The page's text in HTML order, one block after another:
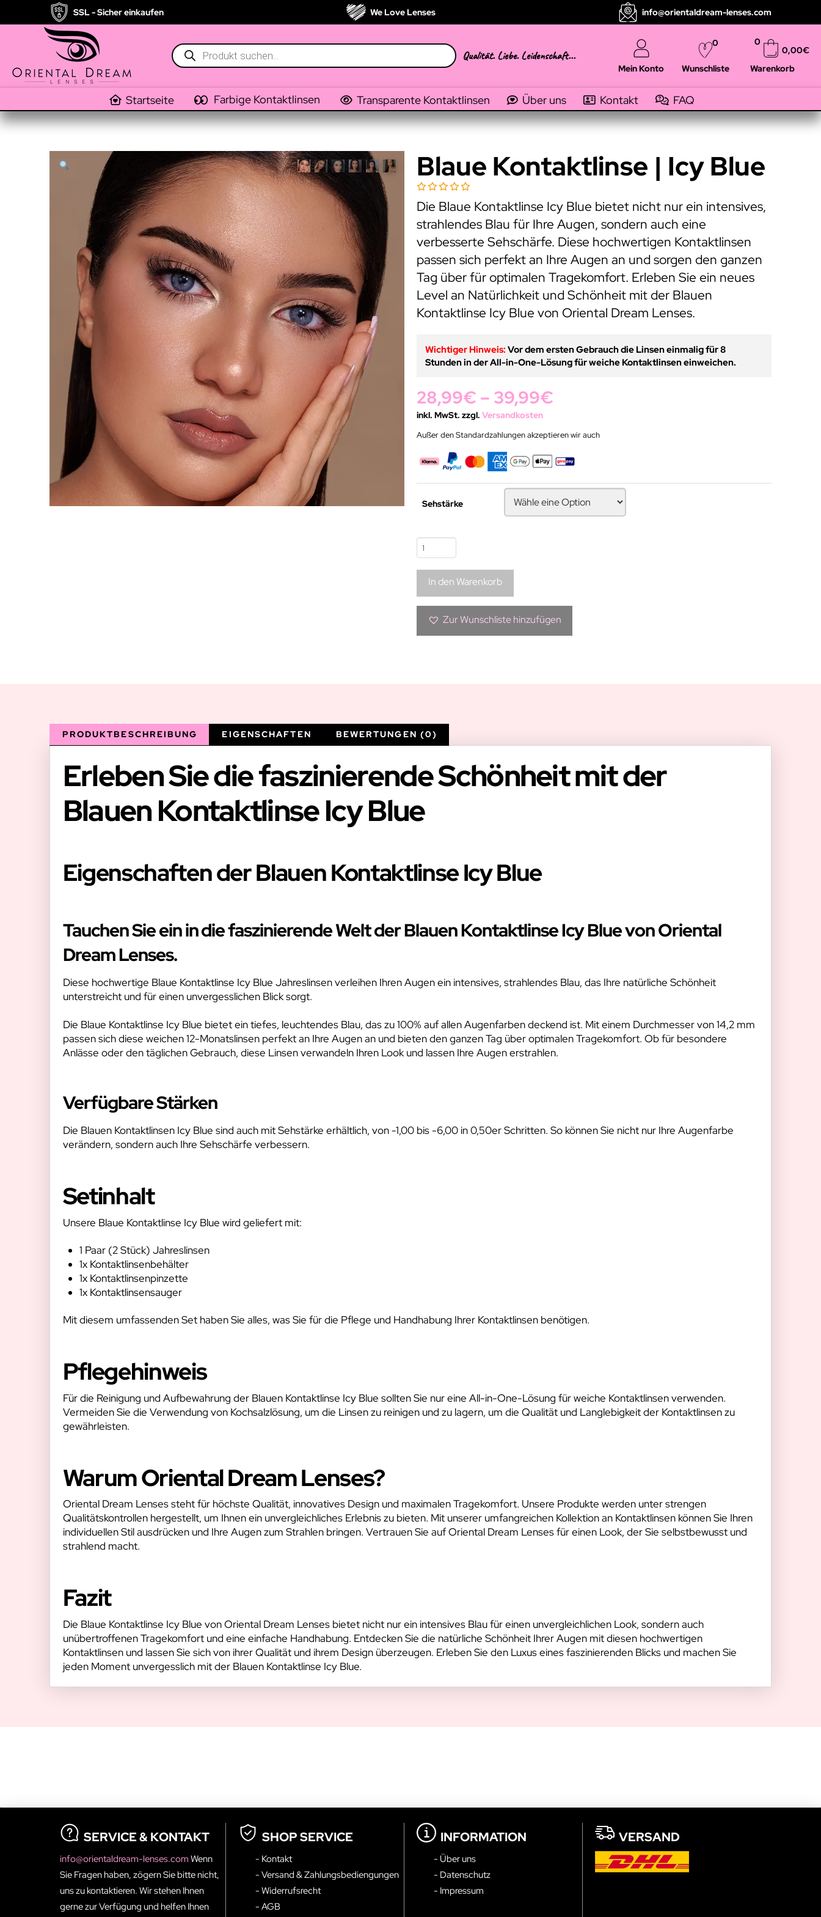
SSL - Sicher einkaufen We Love Lenses info@orientaldream-lenses.com
Products
search
Qualität. Liebe. Leidenschaft...
Mein Konto Wunschliste
0
Warenkorb
0,00€
0
Startseite Farbige Kontaktlinsen Transparente Kontaktlinsen Über uns Kontakt FAQ
Blaue Kontaktlinse | Icy Blue
Die Blaue Kontaktlinse Icy Blue bietet nicht nur ein intensives,
strahlendes Blau für Ihre Augen, sondern auch eine
verbesserte Sehschärfe. Diese hochwertigen Kontaktlinsen
passen sich perfekt an Ihre Augen an und sorgen den ganzen
Tag über für optimalen Tragekomfort. Erleben Sie ein neues
Level an Natürlichkeit und Schönheit mit der Blauen
Kontaktlinse Icy Blue von Oriental Dream Lenses.
Wichtiger Hinweis:Vor dem ersten Gebrauch die Linsen einmalig für 8
Stunden in der All-in-One-Lösung für weiche Kontaktlinsen einweichen.
28,99€ – 39,99€
inkl. MwSt. zzgl. Versandkosten
Außer den Standardzahlungen akzeptieren wir auch
Sehstärke
Blaue
Kontaktlinse
|
Blue
Menge
In den Warenkorb
Zur Wunschliste hinzufügen
PRODUKTBESCHREIBUNG EIGENSCHAFTEN BEWERTUNGEN (0)
Erleben Sie die faszinierende Schönheit mit der
Blauen Kontaktlinse Icy Blue
Eigenschaften der Blauen Kontaktlinse Icy Blue
Tauchen Sie ein in die faszinierende Welt der Blauen Kontaktlinse Icy Blue von Oriental
Dream Lenses.
Diese hochwertige Blaue Kontaktlinse Icy Blue Jahreslinsen verleihen Ihren Augen ein intensives, strahlendes Blau, das Ihre natürliche Schönheit
unterstreicht und für einen unvergesslichen Blick sorgt.
Die Blaue Kontaktlinse Icy Blue bietet ein tiefes, leuchtendes Blau, das zu 100% auf allen Augenfarben deckend ist. Mit einem Durchmesser von 14,2 mm
passen sich diese weichen 12-Monatslinsen perfekt an Ihre Augen an und bieten den ganzen Tag über optimalen Tragekomfort. Ob für besondere
Anlässe oder den täglichen Gebrauch, diese Linsen verwandeln Ihren Look und lassen Ihre Augen erstrahlen.
Verfügbare Stärken
Die Blauen Kontaktlinsen Icy Blue sind auch mit Sehstärke erhältlich, von -1,00 bis -6,00 in 0,50er Schritten. So können Sie nicht nur Ihre Augenfarbe
verändern, sondern auch Ihre Sehschärfe verbessern.
Setinhalt
Unsere Blaue Kontaktlinse Icy Blue wird geliefert mit:
1 Paar (2 Stück) Jahreslinsen
1x Kontaktlinsenbehälter
1x Kontaktlinsenpinzette
1x Kontaktlinsensauger
Mit diesem umfassenden Set haben Sie alles, was Sie für die Pflege und Handhabung Ihrer Kontaktlinsen benötigen.
Pflegehinweis
Für die Reinigung und Aufbewahrung der Blauen Kontaktlinse Icy Blue sollten Sie nur eine All-in-One-Lösung für weiche Kontaktlinsen verwenden.
Vermeiden Sie die Verwendung von Kochsalzlösung, um die Linsen zu reinigen und zu lagern, um die Qualität und Langlebigkeit der Kontaktlinsen zu
gewährleisten.
Warum Oriental Dream Lenses?
Oriental Dream Lenses steht für höchste Qualität, innovatives Design und maximalen Tragekomfort. Unsere Produkte werden unter strengen
Qualitätskontrollen hergestellt, um Ihnen ein unvergleichliches Erlebnis zu bieten. Mit unserer umfangreichen Kollektion an Kontaktlinsen können Sie Ihren
individuellen Stil ausdrücken und Ihre Augen zum Strahlen bringen. Vertrauen Sie auf Oriental Dream Lenses für einen Look, der Sie selbstbewusst und
strahlend macht.
Fazit
Die Blaue Kontaktlinse Icy Blue von Oriental Dream Lenses bietet nicht nur ein intensives Blau für einen unvergleichlichen Look, sondern auch
unübertroffenen Tragekomfort und eine einfache Handhabung. Entdecken Sie die natürliche Schönheit Ihrer Augen mit diesen hochwertigen
Kontaktlinsen und lassen Sie sich von ihrer Qualität und ihrem Design überzeugen. Erleben Sie den Luxus eines faszinierenden Blicks und machen Sie
jeden Moment unvergesslich mit der Blauen Kontaktlinse Icy Blue.
SERVICE & KONTAKT
info@orientaldream-lenses.comWenn
Sie Fragen haben, zögern Sie bitte nicht,
uns zu kontaktieren. Wir stehen Ihnen
gerne zur Verfügung und helfen Ihnen
SHOP SERVICE
- Kontakt
- Versand & Zahlungsbediengungen
- Widerrufsrecht
- AGB
INFORMATION
- Über uns
- Datenschutz
- Impressum
VERSAND